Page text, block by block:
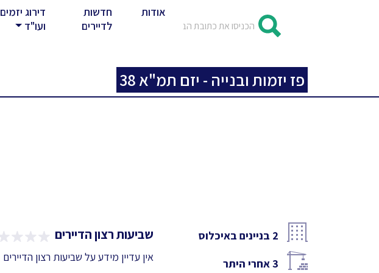
דירוג יזמים
ועו"ד
חדשות
לדיירים
אודות
פז יזמות ובנייה - יזם תמ"א 38
2 בניינים באיכלוס
3אחרי היתר
שביעות רצון הדיירים
אין עדיין מידע על שביעות רצון הדיירים